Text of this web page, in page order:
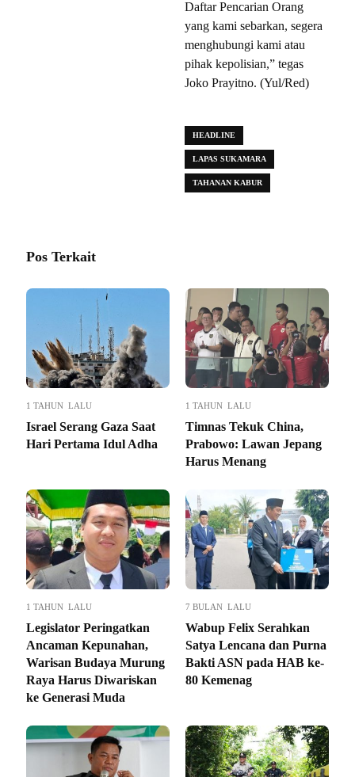
Daftar Pencarian Orang
yang kami sebarkan, segera
menghubungi kami atau
pihak kepolisian,” tegas
Joko Prayitno. (Yul/Red)
HEADLINE
LAPAS SUKAMARA
TAHANAN KABUR
Pos Terkait
1 TAHUN LALU
Israel Serang Gaza Saat
Hari Pertama Idul Adha
1 TAHUN LALU
Timnas Tekuk China,
Prabowo: Lawan Jepang
Harus Menang
1 TAHUN LALU
Legislator Peringatkan
Ancaman Kepunahan,
Warisan Budaya Murung
Raya Harus Diwariskan
ke Generasi Muda
7 BULAN LALU
Wabup Felix Serahkan
Satya Lencana dan Purna
Bakti ASN pada HAB ke-
80 Kemenag